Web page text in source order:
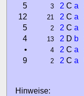
5 3 2 C a
12 21 2 C a
5 2 2 C a
4 13 2 D b
• 4 2 C a
9 2 2 C a
Hinweise: